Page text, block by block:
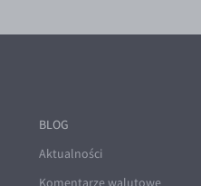
BLOG
Aktualności
Komentarze walutowe